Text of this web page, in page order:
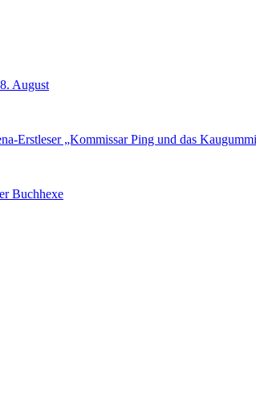
August
Erstleser „Kommissar Ping und das
Buchhexe